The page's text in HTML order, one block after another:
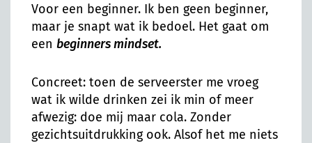
Voor een beginner. Ik ben geen beginner,
maar je snapt wat ik bedoel. Het gaat om
een beginners mindset.
Concreet: toen de serveerster me vroeg
wat ik wilde drinken zei ik min of meer
afwezig: doe mij maar cola. Zonder
gezichtsuitdrukking ook. Alsof het me niets